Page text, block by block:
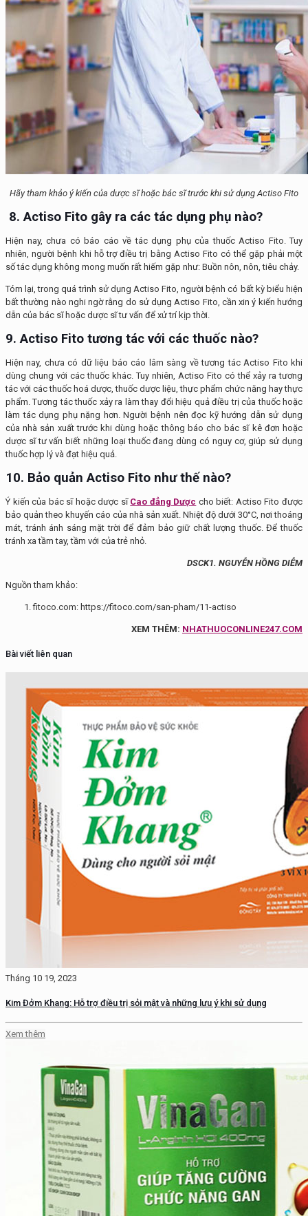
Hãy tham khảo ý kiến của dược sĩ hoặc bác sĩ trước khi sử dụng Actiso Fito
8. Actiso Fito gây ra các tác dụng phụ nào?
Hiện nay, chưa có báo cáo về tác dụng phụ của thuốc Actiso Fito. Tuy
nhiên, người bệnh khi hỗ trợ điều trị bằng Actiso Fito có thể gặp phải một
số tác dụng không mong muốn rất hiếm gặp như: Buồn nôn, nôn, tiêu chảy.
Tóm lại, trong quá trình sử dụng Actiso Fito, người bệnh có bất kỳ biểu hiện
bất thường nào nghi ngờ rằng do sử dụng Actiso Fito, cần xin ý kiến hướng
dẫn của bác sĩ hoặc dược sĩ tư vấn để xử trí kịp thời.
9. Actiso Fito tương tác với các thuốc nào?
Hiện nay, chưa có dữ liệu báo cáo lâm sàng về tương tác Actiso Fito khi
dùng chung với các thuốc khác. Tuy nhiên, Actiso Fito có thể xảy ra tương
tác với các thuốc hoá dược, thuốc dược liệu, thực phẩm chức năng hay thực
phẩm. Tương tác thuốc xảy ra làm thay đổi hiệu quả điều trị của thuốc hoặc
làm tác dụng phụ nặng hơn. Người bệnh nên đọc kỹ hướng dẫn sử dụng
của nhà sản xuất trước khi dùng hoặc thông báo cho bác sĩ kê đơn hoặc
dược sĩ tư vấn biết những loại thuốc đang dùng có nguy cơ, giúp sử dụng
thuốc hợp lý và đạt hiệu quả.
10. Bảo quản Actiso Fito như thế nào?
Ý kiến của bác sĩ hoặc dược sĩ Cao đẳng Dược cho biết: Actiso Fito được
bảo quản theo khuyến cáo của nhà sản xuất. Nhiệt độ dưới 30°C, nơi thoáng
mát, tránh ánh sáng mặt trời để đảm bảo giữ chất lượng thuốc. Để thuốc
tránh xa tầm tay, tầm với của trẻ nhỏ.
DSCK1. NGUYỄN HỒNG DIỄM
Nguồn tham khảo:
fitoco.com: https://fitoco.com/san-pham/11-actiso
XEM THÊM: NHATHUOCONLINE247.COM
Bài viết liên quan
Tháng 10 19, 2023
Kim Đởm Khang: Hỗ trợ điều trị sỏi mật và những lưu ý khi sử dụng
Xem thêm